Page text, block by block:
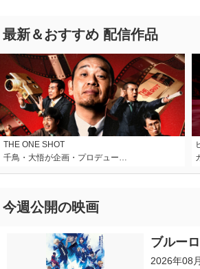
最新＆おすすめ 配信作品
THE ONE SHOT
千鳥・大悟が企画・プロデュー…
今週公開の映画
ブルー
2026年08